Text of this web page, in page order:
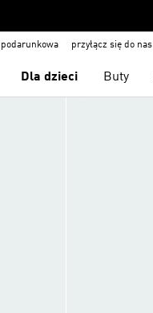
podarunkowa przyłącz się do nas
Dla dzieci Buty